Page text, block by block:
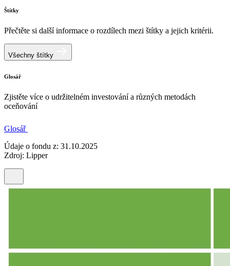
Štítky
Přečtěte si další informace o rozdílech mezi štítky a jejich kritérii.
Všechny štítky
Glosář
Zjistěte více o udržitelném investování a různých metodách
oceňování
Glosář
Údaje o fondu z: 31.10.2025
Zdroj: Lipper